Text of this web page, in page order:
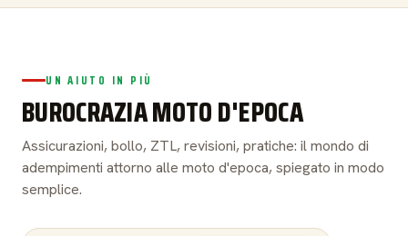
UN AIUTO IN PIÙ
BUROCRAZIA MOTO D'EPOCA
Assicurazioni, bollo, ZTL, revisioni, pratiche: il mondo di
adempimenti attorno alle moto d'epoca, spiegato in modo
semplice.